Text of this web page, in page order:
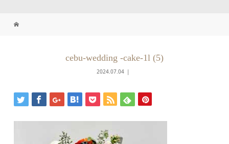
cebu-wedding -cake-1l (5)
2024.07.04